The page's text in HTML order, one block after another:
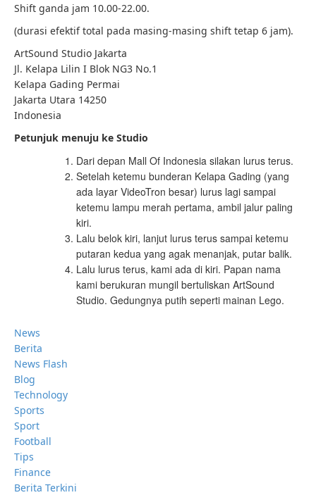
Shift ganda jam 10.00-22.00.
(durasi efektif total pada masing-masing shift tetap 6 jam).
ArtSound Studio Jakarta‎
Jl. Kelapa Lilin I Blok NG3 No.1
Kelapa Gading Permai
Jakarta Utara 14250
Indonesia
Petunjuk menuju ke Studio
Dari depan Mall Of Indonesia silakan lurus terus.
Setelah ketemu bunderan Kelapa Gading (yang
ada layar VideoTron besar) lurus lagi sampai
ketemu lampu merah pertama, ambil jalur paling
kiri‎.
Lalu belok kiri, lanjut lurus terus sampai ketemu
putaran kedua yang agak menanjak, putar balik.
Lalu lurus terus, kami ada di kiri.‎ Papan nama
kami berukuran mungil bertuliskan ArtSound
Studio. Gedungnya putih seperti mainan Lego.
News
Berita
News Flash
Blog
Technology
Sports
Sport
Football
Tips
Finance
Berita Terkini